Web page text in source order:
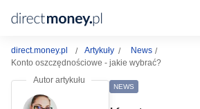
direct.money.pl Artykuły
News
Konto oszczędnościowe - jakie wybrać?
NEWS